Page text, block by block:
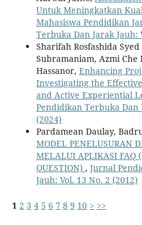
Untuk Meningkatkan
Mahasiswa Pendidikan
Terbuka Dan Jarak Jauh:
Sharifah Rosfashida
Subramaniam, Azmi Che
Hassanor, Enhancing
Investigating the
and Active Experiential
Pendidikan Terbuka Dan
(2024)
Pardamean Daulay,
MODEL PENELUSURAN
MELALUI APLIKASI FAQ
QUESTION) , Jurnal
Jauh: Vol. 13 No. 2 (2012)
1 2 3 4 5 6 7 8 9 10 > >>